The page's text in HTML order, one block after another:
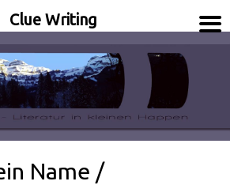
Name /
Clue Writing